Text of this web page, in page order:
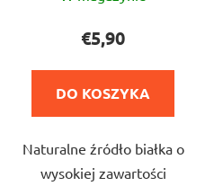
ocena
produktu
wynosi
na
gwiazdek.
€5,90
DO KOSZYKA
Naturalne źródło białka o
wysokiej zawartości